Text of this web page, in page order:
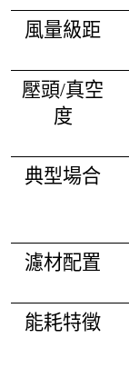
風量級距
壓頭/真空
度
典型場合
濾材配置
能耗特徵